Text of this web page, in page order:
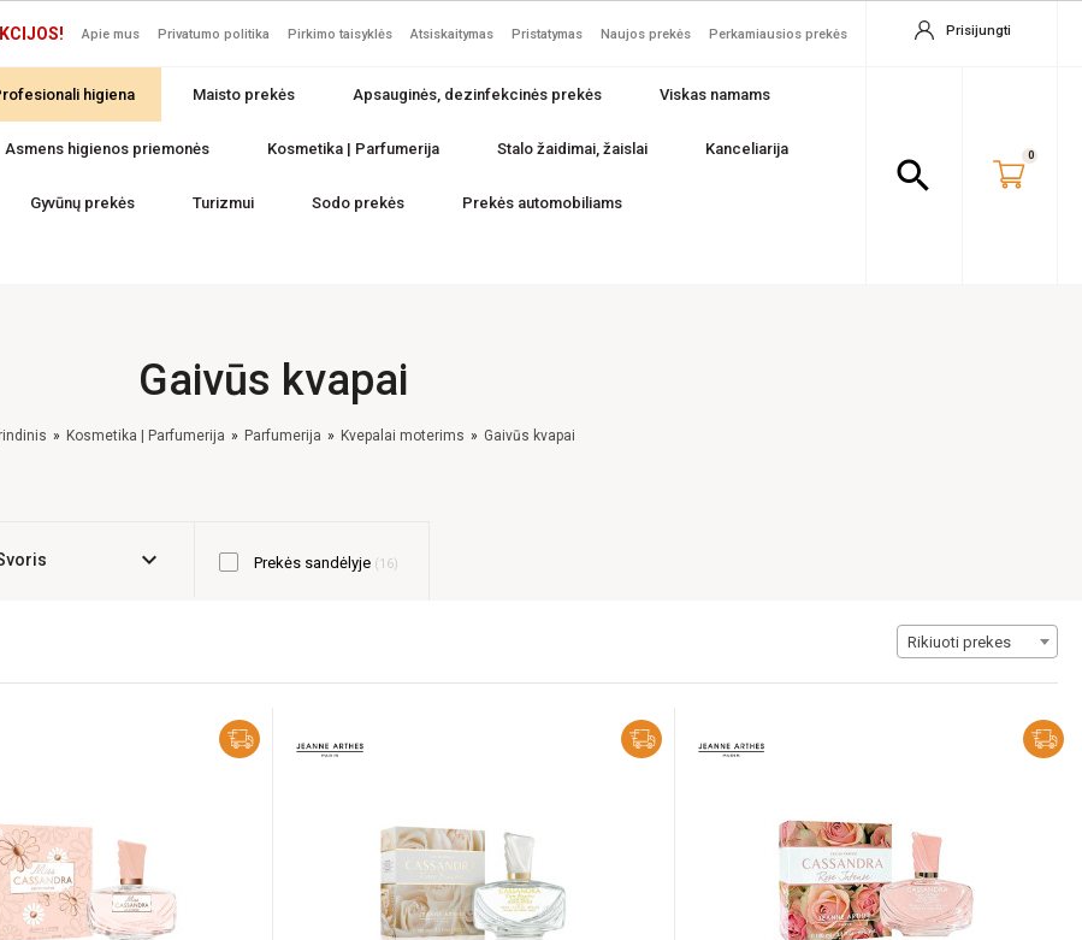
Apie mus Privatumo politika Pirkimo taisyklės Atsiskaitymas Pristatymas Naujos prekės Perkamiausios prekės Prisijungti
higiena Maisto prekės Apsauginės, dezinfekcinės prekės Viskas namams
Asmens higienos priemonės Kosmetika | Parfumerija Stalo žaidimai, žaislai Kanceliarija
Gyvūnų prekės Turizmui Sodo prekės Prekės automobiliams
search 0
Gaivūs kvapai
Kosmetika | Parfumerija Parfumerija Kvepalai moterims Gaivūs kvapai
expand_more Prekės sandėlyje 16
Rikiuoti prekes